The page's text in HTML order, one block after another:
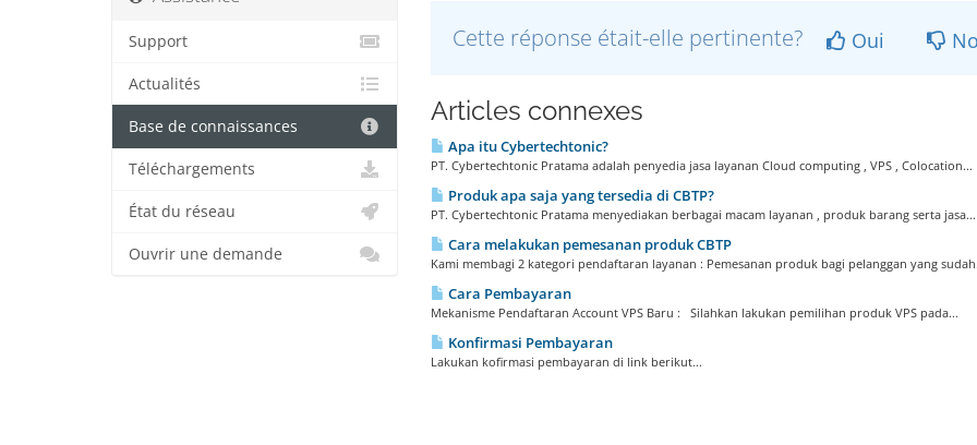
Cette réponse était-elle pertinente? Oui
Articles connexes
Apa itu Cybertechtonic?
PT. Cybertechtonic Pratama adalah penyedia jasa layanan Cloud computing , VPS , Colocation...
Produk apa saja yang tersedia di CBTP?
PT. Cybertechtonic Pratama menyediakan berbagai macam layanan , produk barang serta jasa...
Cara melakukan pemesanan produk CBTP
Kami membagi 2 kategori pendaftaran layanan : Pemesanan produk bagi pelanggan yang
Cara Pembayaran
Mekanisme Pendaftaran Account VPS Baru : Silahkan lakukan pemilihan produk VPS pada...
Konfirmasi Pembayaran
Lakukan kofirmasi pembayaran di link berikut...
Support
Actualités
Base de connaissances
Téléchargements
État du réseau
Ouvrir une demande